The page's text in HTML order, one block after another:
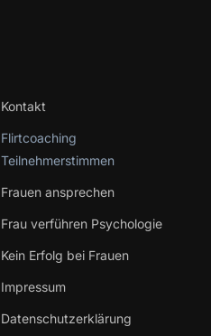
Kontakt
Flirtcoaching
Teilnehmerstimmen
Frauen ansprechen
Frau verführen Psychologie
Kein Erfolg bei Frauen
Impressum
Datenschutzerklärung